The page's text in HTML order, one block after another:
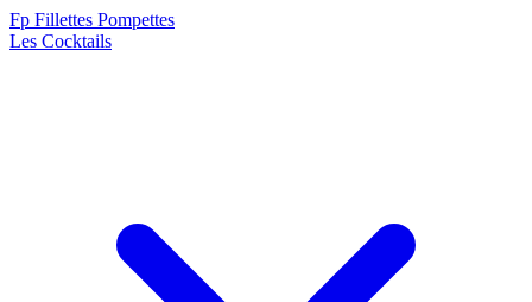
Fp Fillettes Pompettes
Les Cocktails